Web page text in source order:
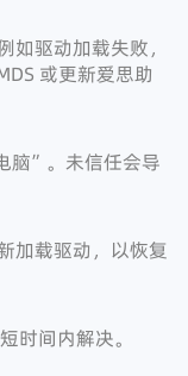
驱动加载失败，
或更新爱思助
脑”。未信任会导
加载驱动，以恢复
时间内解决。